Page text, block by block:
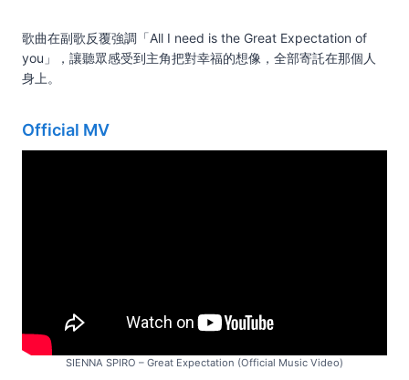
歌曲在副歌反覆強調「All I need is the Great Expectation of
you」，讓聽眾感受到主角把對幸福的想像，全部寄託在那個人
身上。
Official MV
SIENNA SPIRO – Great Expectation (Official Music Video)